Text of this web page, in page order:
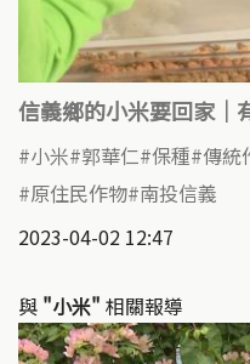
信義鄉的小米要回家｜
小米 郭華仁 保種 傳統
原住民作物 南投信義
2023-04-02 12:47
與 "小米" 相關報導